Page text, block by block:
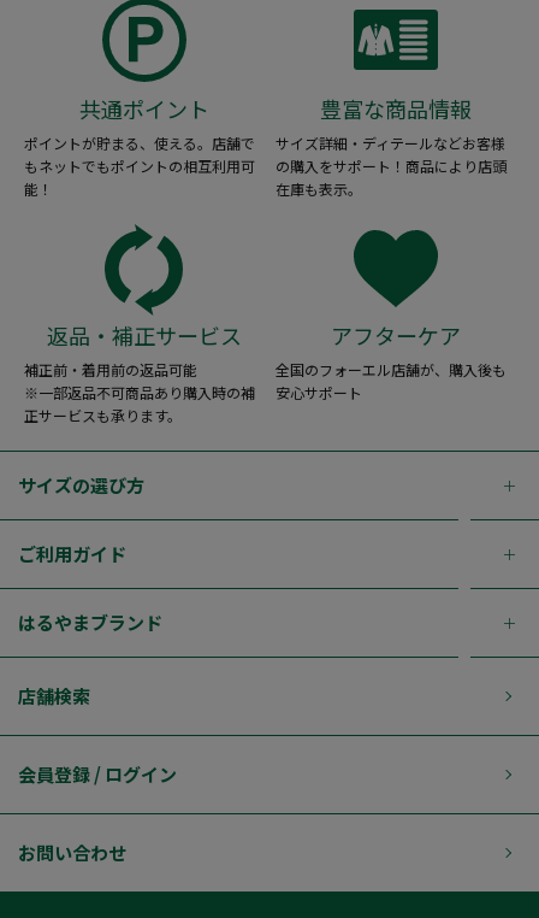
共通ポイント
ポイントが貯まる、使える。店舗で
もネットでもポイントの相互利用可
能！
豊富な商品情報
サイズ詳細・ディテールなどお客様
の購入をサポート！商品により店頭
在庫も表示。
返品・補正サービス
補正前・着用前の返品可能
※一部返品不可商品あり購入時の補
正サービスも承ります。
アフターケア
全国のフォーエル店舗が、購入後も
安心サポート
サイズの選び方
ご利用ガイド
はるやまブランド
店舗検索
会員登録 / ログイン
お問い合わせ